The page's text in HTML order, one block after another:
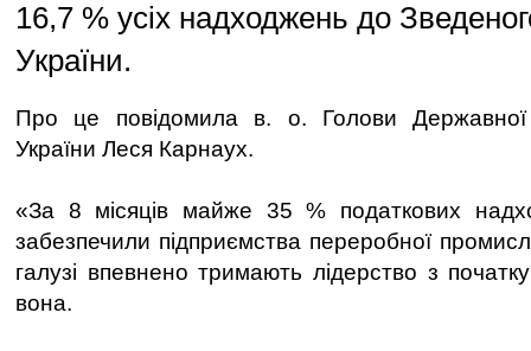
16,7 % усіх надходжень до
України.
Про це повідомила в. о. Голови Державної
України Леся Карнаух.
«За 8 місяців майже 35 % податкових
забезпечили підприємства переробної
галузі впевнено тримають лідерство з
вона.